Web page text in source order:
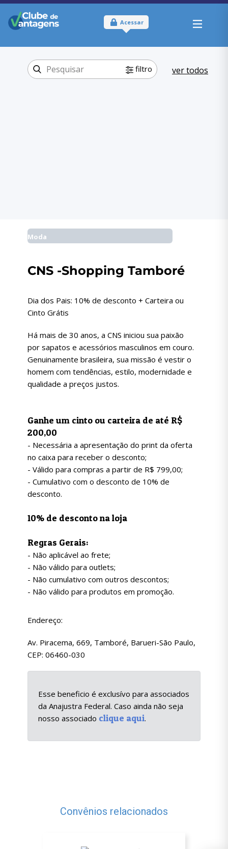
Acessar
filtro ver todos
Moda
CNS -Shopping Tamboré
Dia dos Pais: 10% de desconto + Carteira ou
Cinto Grátis
Há mais de 30 anos, a CNS iniciou sua paixão
por sapatos e acessórios masculinos em couro.
Genuinamente brasileira, sua missão é vestir o
homem com tendências, estilo, modernidade e
qualidade a preços justos.
Ganhe um cinto ou carteira de até R$
200,00
- Necessária a apresentação do print da oferta
no caixa para receber o desconto;
- Válido para compras a partir de R$ 799,00;
- Cumulativo com o desconto de 10% de
desconto.
10% de desconto na loja
Regras Gerais:
- Não aplicável ao frete;
- Não válido para outlets;
- Não cumulativo com outros descontos;
- Não válido para produtos em promoção.
Endereço:
Av. Piracema, 669, Tamboré, Barueri-São Paulo,
CEP: 06460-030
Esse beneficio é exclusívo para associados
da Anajustra Federal. Caso ainda não seja
nosso associado clique aqui.
Convênios relacionados